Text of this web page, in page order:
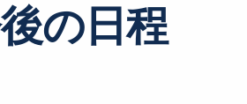
の日程